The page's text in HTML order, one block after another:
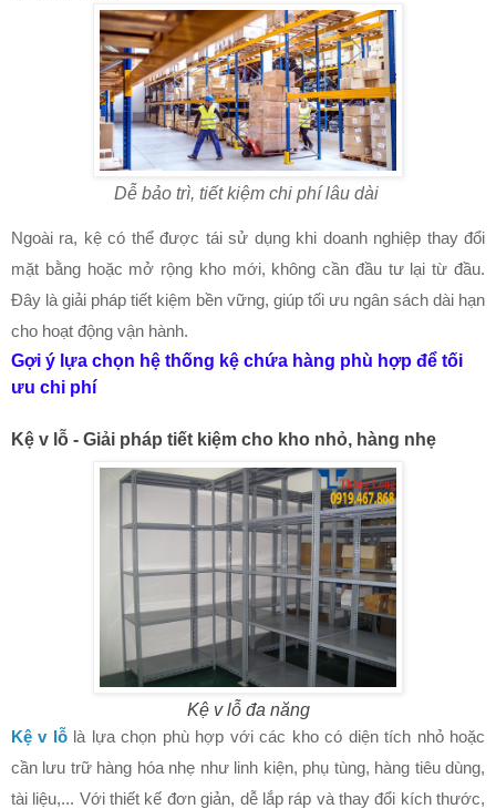
Dễ bảo trì, tiết kiệm chi phí lâu dài
Ngoài ra, kệ có thể được tái sử dụng khi doanh nghiệp thay đổi
mặt bằng hoặc mở rộng kho mới, không cần đầu tư lại từ đầu.
Đây là giải pháp tiết kiệm bền vững, giúp tối ưu ngân sách dài hạn
cho hoạt động vận hành.
Gợi ý lựa chọn hệ thống kệ chứa hàng phù hợp để tối
ưu chi phí
Kệ v lỗ - Giải pháp tiết kiệm cho kho nhỏ, hàng nhẹ
Kệ v lỗ đa năng
Kệ v lỗlà lựa chọn phù hợp với các kho có diện tích nhỏ hoặc
cần lưu trữ hàng hóa nhẹ như linh kiện, phụ tùng, hàng tiêu dùng,
tài liệu,... Với thiết kế đơn giản, dễ lắp ráp và thay đổi kích thước,